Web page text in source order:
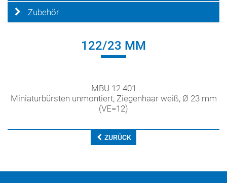
Zubehör
122/23 MM
MBU 12 401
Miniaturbürsten unmontiert, Ziegenhaar weiß, Ø 23 mm
(VE=12)
ZURÜCK